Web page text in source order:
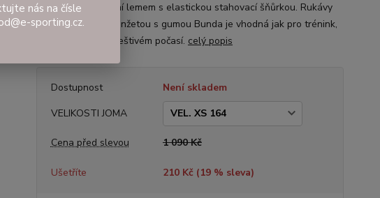
a nastavitelný dolní lemem s elastickou stahovací šňůrkou. Rukávy
jsou zakončené manžetou s gumou Bunda je vhodná jak pro trénink,
tak i pro zápas v deštivém počasí. celý popis
Dostupnost
Není skladem
VELIKOSTI JOMA
Cena před slevou 1 090 Kč
Ušetříte 210 Kč (19% sleva)
nás na čísle
sporting.cz.